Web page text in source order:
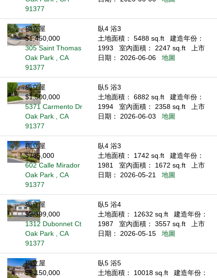
91377
獨立屋
$1,450,000
305 Saint Thomas
Oak Park , CA
91377
臥4 浴3
土地面積： 5488 sq.ft
建造年份：
1993
室內面積： 2247 sq.ft
上市
日期： 2026-06-06
地圖
獨立屋
$1,500,000
5371 Carmento Dr
Oak Park , CA
91377
臥5 浴3
土地面積： 6882 sq.ft
建造年份：
1994
室內面積： 2358 sq.ft
上市
日期： 2026-06-03
地圖
獨立屋
$785,000
602 Calle Mirador
Oak Park , CA
91377
臥4 浴3
土地面積： 1742 sq.ft
建造年份：
1981
室內面積： 1672 sq.ft
上市
日期： 2026-05-21
地圖
獨立屋
$2,399,000
1312 Dubonnet Ct
Oak Park , CA
91377
臥5 浴4
土地面積： 12632 sq.ft
建造年份：
1987
室內面積： 3557 sq.ft
上市
日期： 2026-05-15
地圖
獨立屋
$2,150,000
臥5 浴5
土地面積： 10018 sq.ft
建造年份：